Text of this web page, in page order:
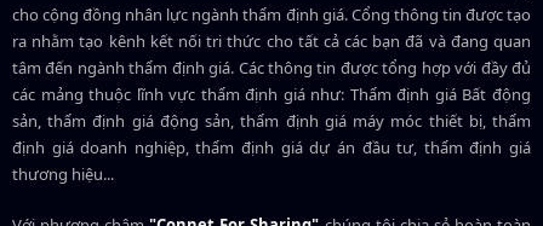
cho cộng đồng nhân lực ngànhthẩm định giá. Cổng thông tin được tạo
ra nhằm tạo kênh kết nối tri thức cho tất cả các bạn đã và đang quan
tâm đến ngành thẩm định giá. Các thông tin được tổng hợp với đầy đủ
các mảng thuộc lĩnh vực thẩm định giá như: Thẩm định giá Bất động
sản, thẩm định giá động sản, thẩm định giá máy móc thiết bị, thẩm
định giá doanh nghiệp, thẩm định giá dự án đầu tư, thẩm định giá
thương hiệu...